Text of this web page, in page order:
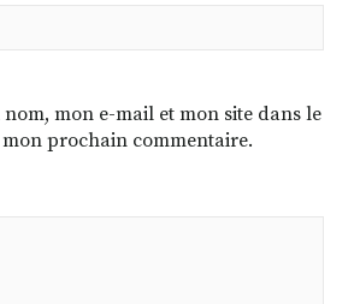
mon e-mail et mon site dans le
prochain commentaire.